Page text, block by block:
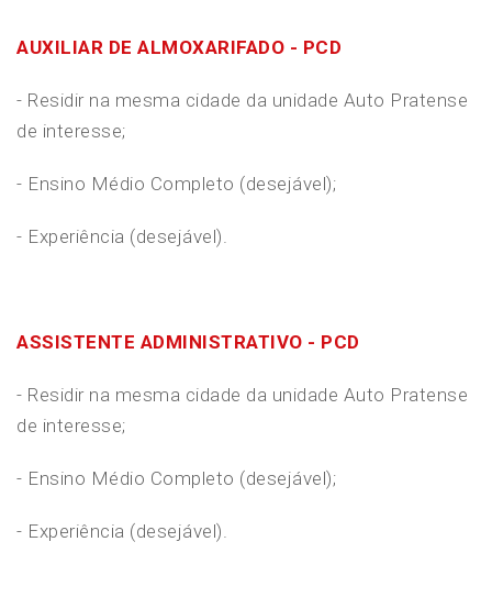
AUXILIAR DE ALMOXARIFADO - PCD
- Residir na mesma cidade da unidade Auto Pratense
de interesse;
- Ensino Médio Completo (desejável);
- Experiência (desejável).
ASSISTENTE ADMINISTRATIVO - PCD
- Residir na mesma cidade da unidade Auto Pratense
de interesse;
- Ensino Médio Completo (desejável);
- Experiência (desejável).